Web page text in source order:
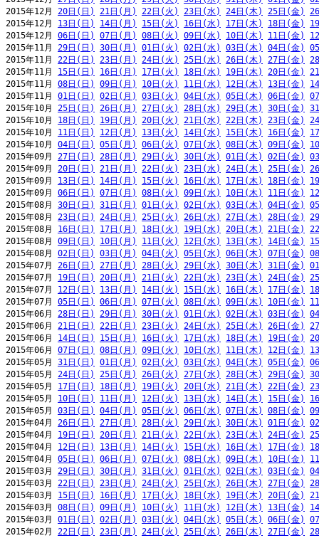
2015年12月 20日(日) 21日(月) 22日(火) 23日(水) 24日(木) 25日(金)
2015年12月 13日(日) 14日(月) 15日(火) 16日(水) 17日(木) 18日(金)
2015年12月 06日(日) 07日(月) 08日(火) 09日(水) 10日(木) 11日(金)
2015年11月 29日(日) 30日(月) 01日(火) 02日(水) 03日(木) 04日(金)
2015年11月 22日(日) 23日(月) 24日(火) 25日(水) 26日(木) 27日(金)
2015年11月 15日(日) 16日(月) 17日(火) 18日(水) 19日(木) 20日(金)
2015年11月 08日(日) 09日(月) 10日(火) 11日(水) 12日(木) 13日(金)
2015年11月 01日(日) 02日(月) 03日(火) 04日(水) 05日(木) 06日(金)
2015年10月 25日(日) 26日(月) 27日(火) 28日(水) 29日(木) 30日(金)
2015年10月 18日(日) 19日(月) 20日(火) 21日(水) 22日(木) 23日(金)
2015年10月 11日(日) 12日(月) 13日(火) 14日(水) 15日(木) 16日(金)
2015年10月 04日(日) 05日(月) 06日(火) 07日(水) 08日(木) 09日(金)
2015年09月 27日(日) 28日(月) 29日(火) 30日(水) 01日(木) 02日(金)
2015年09月 20日(日) 21日(月) 22日(火) 23日(水) 24日(木) 25日(金)
2015年09月 13日(日) 14日(月) 15日(火) 16日(水) 17日(木) 18日(金)
2015年09月 06日(日) 07日(月) 08日(火) 09日(水) 10日(木) 11日(金)
2015年08月 30日(日) 31日(月) 01日(火) 02日(水) 03日(木) 04日(金)
2015年08月 23日(日) 24日(月) 25日(火) 26日(水) 27日(木) 28日(金)
2015年08月 16日(日) 17日(月) 18日(火) 19日(水) 20日(木) 21日(金)
2015年08月 09日(日) 10日(月) 11日(火) 12日(水) 13日(木) 14日(金)
2015年08月 02日(日) 03日(月) 04日(火) 05日(水) 06日(木) 07日(金)
2015年07月 26日(日) 27日(月) 28日(火) 29日(水) 30日(木) 31日(金)
2015年07月 19日(日) 20日(月) 21日(火) 22日(水) 23日(木) 24日(金)
2015年07月 12日(日) 13日(月) 14日(火) 15日(水) 16日(木) 17日(金)
2015年07月 05日(日) 06日(月) 07日(火) 08日(水) 09日(木) 10日(金)
2015年06月 28日(日) 29日(月) 30日(火) 01日(水) 02日(木) 03日(金)
2015年06月 21日(日) 22日(月) 23日(火) 24日(水) 25日(木) 26日(金)
2015年06月 14日(日) 15日(月) 16日(火) 17日(水) 18日(木) 19日(金)
2015年06月 07日(日) 08日(月) 09日(火) 10日(水) 11日(木) 12日(金)
2015年05月 31日(日) 01日(月) 02日(火) 03日(水) 04日(木) 05日(金)
2015年05月 24日(日) 25日(月) 26日(火) 27日(水) 28日(木) 29日(金)
2015年05月 17日(日) 18日(月) 19日(火) 20日(水) 21日(木) 22日(金)
2015年05月 10日(日) 11日(月) 12日(火) 13日(水) 14日(木) 15日(金)
2015年05月 03日(日) 04日(月) 05日(火) 06日(水) 07日(木) 08日(金)
2015年04月 26日(日) 27日(月) 28日(火) 29日(水) 30日(木) 01日(金)
2015年04月 19日(日) 20日(月) 21日(火) 22日(水) 23日(木) 24日(金)
2015年04月 12日(日) 13日(月) 14日(火) 15日(水) 16日(木) 17日(金)
2015年04月 05日(日) 06日(月) 07日(火) 08日(水) 09日(木) 10日(金)
2015年03月 29日(日) 30日(月) 31日(火) 01日(水) 02日(木) 03日(金)
2015年03月 22日(日) 23日(月) 24日(火) 25日(水) 26日(木) 27日(金)
2015年03月 15日(日) 16日(月) 17日(火) 18日(水) 19日(木) 20日(金)
2015年03月 08日(日) 09日(月) 10日(火) 11日(水) 12日(木) 13日(金)
2015年03月 01日(日) 02日(月) 03日(火) 04日(水) 05日(木) 06日(金)
2015年02月 22日(日) 23日(月) 24日(火) 25日(水) 26日(木) 27日(金)